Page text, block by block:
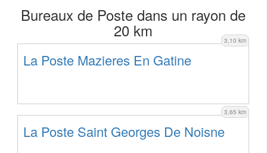
Bureaux de Poste dans un rayon de
20 km 3,10 km
La Poste Mazieres En Gatine
3,65 km
La Poste Saint Georges De Noisne